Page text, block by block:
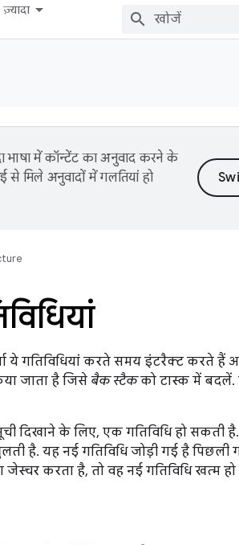
ज़्यादा
में कॉन्टेंट का अनुवाद करने के
मिले अनुवादों में गलतियां हो
ये गतिविधियां करते समय इंटरैक्ट करते
जाता है जिसे बैक स्टैकको टास्क में बदलें.
के लिए, एक गतिविधि हो सकती
है. यह नई गतिविधि जोड़ी गई है पिछली
करता है, तो वह नई गतिविधि खत्म